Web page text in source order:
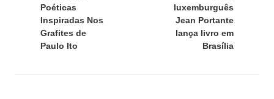
Poéticas
Inspiradas Nos
Grafites de
Paulo Ito
luxemburguês
Jean Portante
lança livro em
Brasília